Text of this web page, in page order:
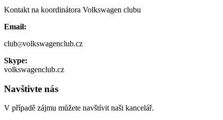
Kontakt na koordinátora Volkswagen clubu
Email:
club volkswagenclub.cz
Skype:
volkswagenclub.cz
Navštivte nás
V případě zájmu můžete navštívit naši kancelář.